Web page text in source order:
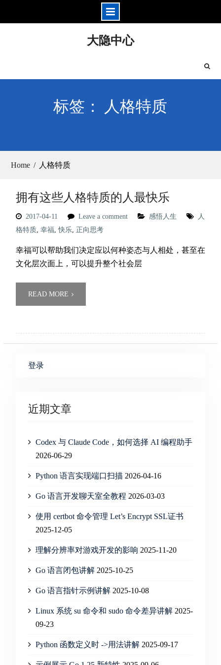
大隐中心
标签： 人格特质
Home 人格特质
拥有这些人格特质的人最快乐
2017-04-11 Leave a comment 感悟人生
人
格特质, 幸福,快乐, 正向思考
幸福可以帮助我们决定应以何种姿态与人相处，甚至在
文化层次面上，可以提升整个社会层
READ MORE
登录
近期文章
Codex 与 Claude Code，如何选择 AI 编程助手
2026-06-29
Python 语言实现端口扫描 2026-04-16
Go 语言开发聊天室全教程 2026-03-03
使用 certbot 命令管理 Let’s Encrypt SSL证书
2025-12-05
理解分辨率对游戏开发的影响 2025-11-20
Go 语言闭包讲解 2025-10-25
Go 语言指针示例讲解 2025-10-08
Linux 系统 su 命令和 sudo 命令差异讲解 2025-
09-23
Python 函数定义时 ->用法讲解 2025-09-17